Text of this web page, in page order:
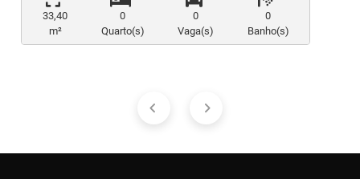
33,40
m²
0
Quarto(s)
0
Vaga(s)
0
Banho(s)